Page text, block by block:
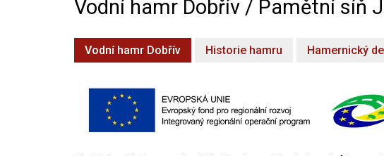
Vodní hamr Dobřív / Pamětní síň
Vodní hamr Dobřív Historie hamru Hamernický